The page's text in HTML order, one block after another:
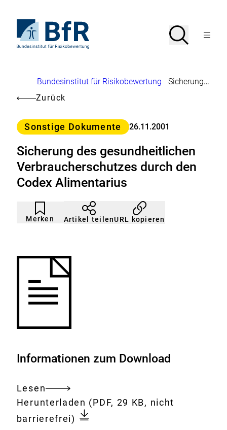
Seiteninhalt
springenStartseite
von
Suche
SucheMenü
Brotkrumennavigation
Bundesinstitut für Risikobewertung
Sicherung des gesundheitlichen Verbraucherschutzes durch den Codex Alimentarius
Zurück
Kategorie
Sonstige Dokumente 26.11.2001
Sicherung des gesundheitlichen
Verbraucherschutzes durch den
Codex Alimentarius
Merken
Artikel
nicht
gemerkt
Durch
Klicken
der
Artikel teilenURL kopieren
Informationen zum Download
Lesen
Gesamtes
Dokument
Download:
Herunterladen Sicherung
des
(PDF, 29 KB, nicht
barrierefrei)